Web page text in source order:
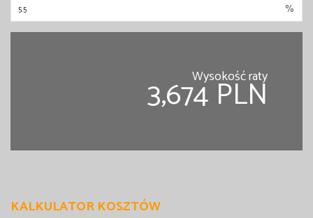
%
Wysokość raty
3,674 PLN
KALKULATOR KOSZTÓW